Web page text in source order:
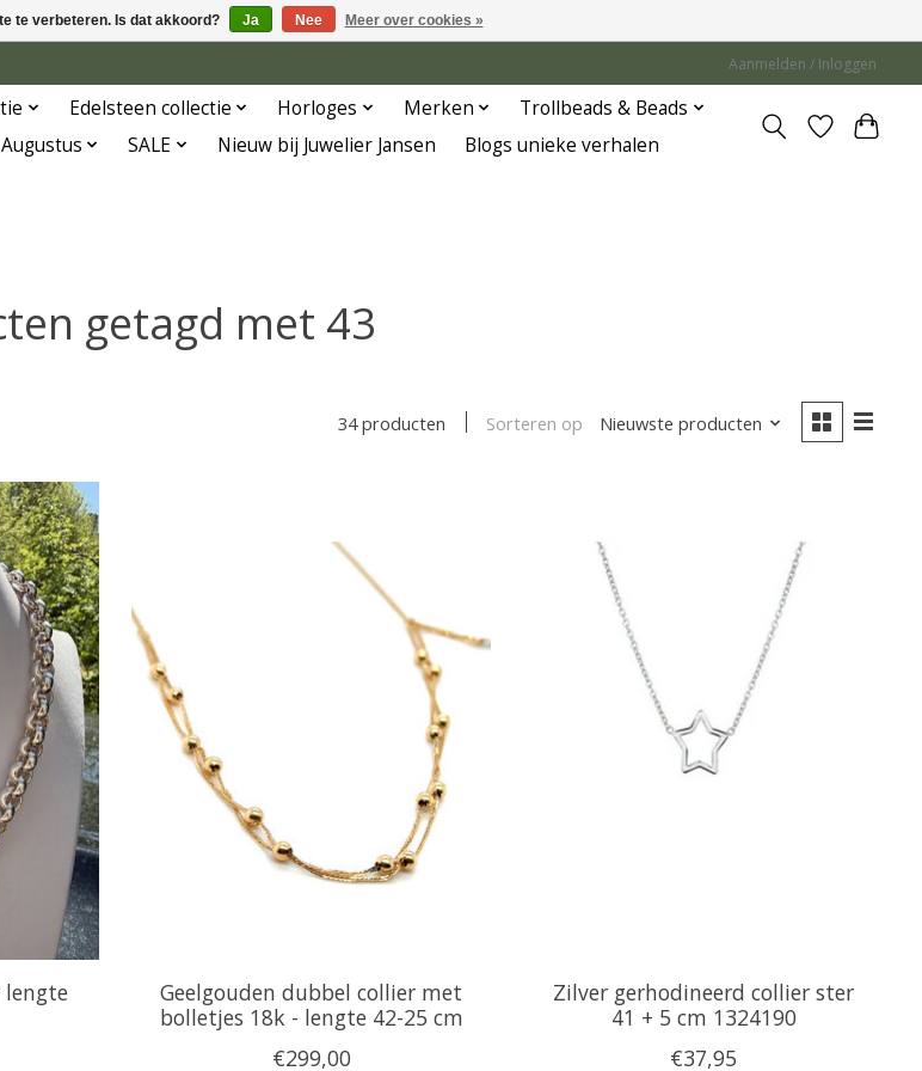
Aanmelden / Inloggen
Edelsteen collectie Horloges Merken
Trollbeads & Beads
SALE Nieuw bij Juwelier Jansen Blogs unieke verhalen
getagd met 43
34 producten Sorteren op Nieuwste producten
lengte
Geelgouden dubbel collier met
bolletjes 18k - lengte 42-25 cm
€299,00
Zilver gerhodineerd collier ster
41 + 5 cm 1324190
€37,95
te verbeteren. Is dat akkoord? Ja Nee Meer over cookies »